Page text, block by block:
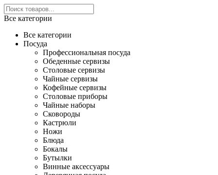
Все категории
Все категории
Посуда
Профессиональная посуда
Обеденные сервизы
Столовые сервизы
Чайные сервизы
Кофейные сервизы
Столовые приборы
Чайные наборы
Сковороды
Кастрюли
Ножи
Блюда
Бокалы
Бутылки
Винные аксессуары